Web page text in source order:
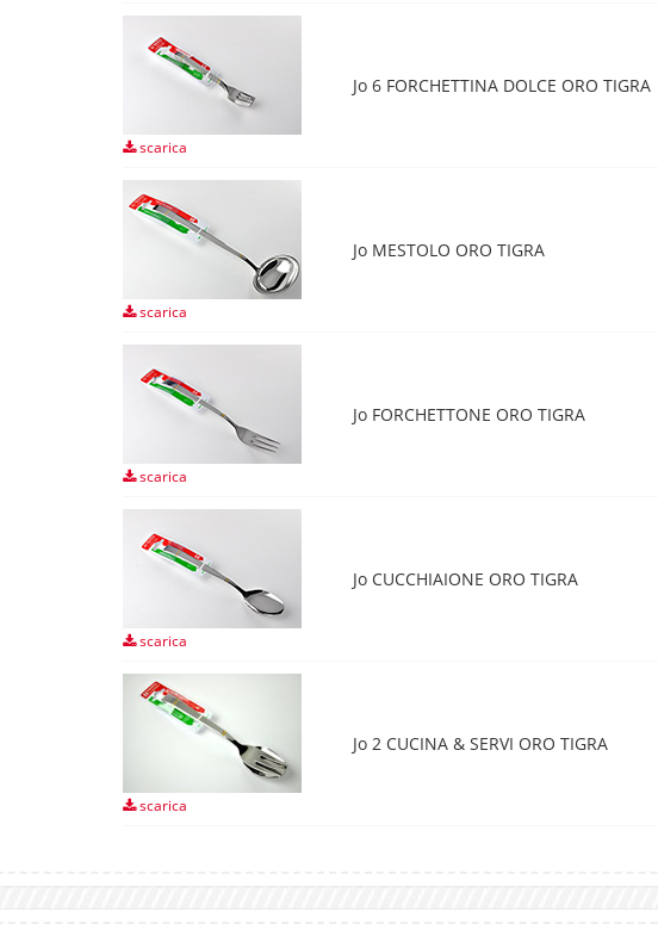
scarica
Jo 6 FORCHETTINA DOLCE ORO TIGRA
scarica
Jo MESTOLO ORO TIGRA
scarica
Jo FORCHETTONE ORO TIGRA
scarica
Jo CUCCHIAIONE ORO TIGRA
scarica
Jo 2 CUCINA & SERVI ORO TIGRA